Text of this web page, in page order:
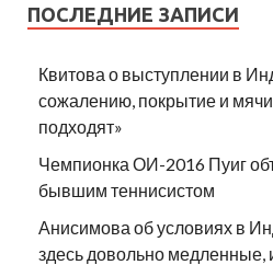
ПОСЛЕДНИЕ ЗАПИСИ
Квитова о выступлении в
сожалению, покрытие и
подходят»
Чемпионка ОИ-2016 Пуиг
бывшим теннисистом
Анисимова об условиях в
здесь довольно медленные,